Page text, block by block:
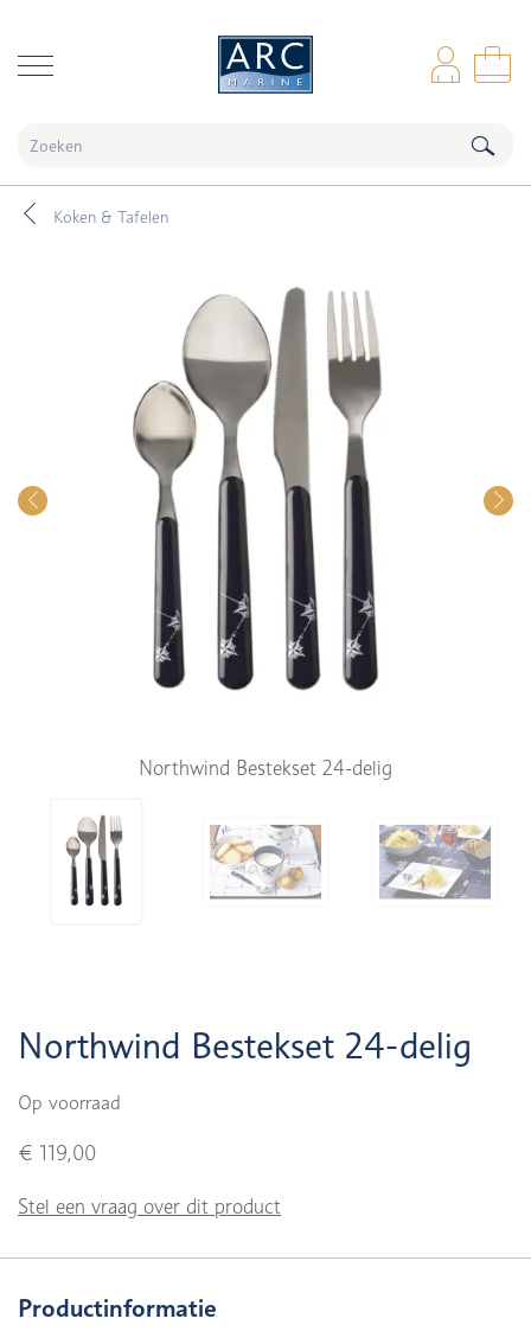
Koken & Tafelen
Northwind Bestekset 24-delig
Northwind Bestekset 24-delig
Op voorraad
€ 119,00
Stel een vraag over dit product
Productinformatie